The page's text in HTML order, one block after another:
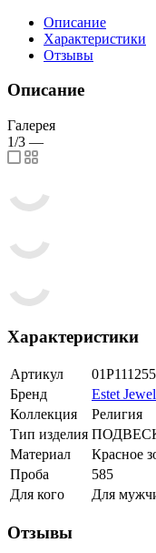
Описание
Характеристики
Отзывы
Описание
Галерея
1/3 —
Характеристики
Артикул
Бренд
Estet
Коллекция
Религия
Тип изделия
Материал
Красное
Проба
585
Для кого
Для
Отзывы